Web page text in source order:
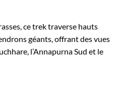
ce trek traverse hauts
géants, offrant des vues
l’Annapurna Sud et le